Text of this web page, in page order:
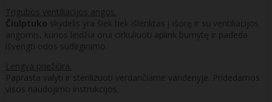
Trigubos ventiliacijos angos.
Čiulptuko skydelis yra šiek tiek išlenktas į išorę ir su ventiliacijos
angomis, kurios leidžia orui cirkuliuoti aplink burnytę ir padeda
išvengti odos sudirginimo.
Lengva priežiūra.
Paprasta valyti ir sterilizuoti verdančiame vandenyje. Pridedamos
visos naudojimo instrukcijos.